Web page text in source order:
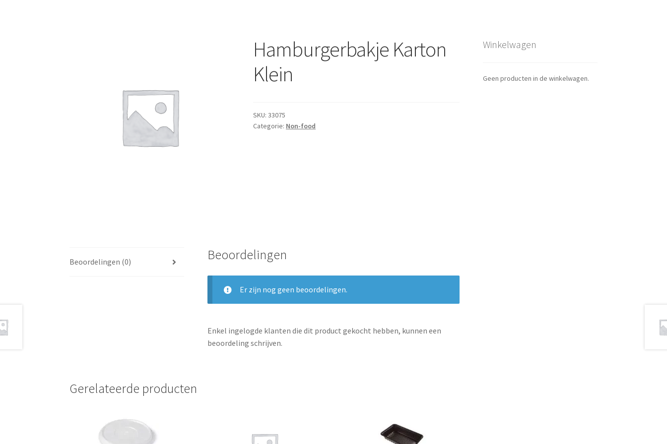
Hamburgerbakje Karton
Klein
SKU:33075
Categorie: Non-food
Beoordelingen (0) Beoordelingen
Er zijn nog geen beoordelingen.
Enkel ingelogde klanten die dit product gekocht hebben, kunnen een
beoordeling schrijven.
Gerelateerde producten
Winkelwagen
Geen producten in de winkelwagen.